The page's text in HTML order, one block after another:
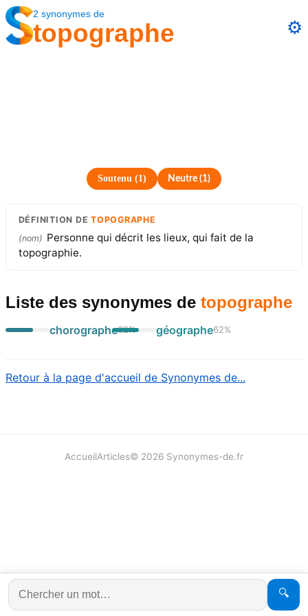
2 synonymes de
topographe ⚙️
Soutenu(1) Neutre (1)
DÉFINITION DETOPOGRAPHE
(nom) Personne qui décrit les lieux, qui fait de la
topographie.
Liste des synonymes de topographe
chorographe62% géographe62%
Retour à la page d'accueil de Synonymes de...
🔍
AccueilArticles© 2026 Synonymes-de.fr